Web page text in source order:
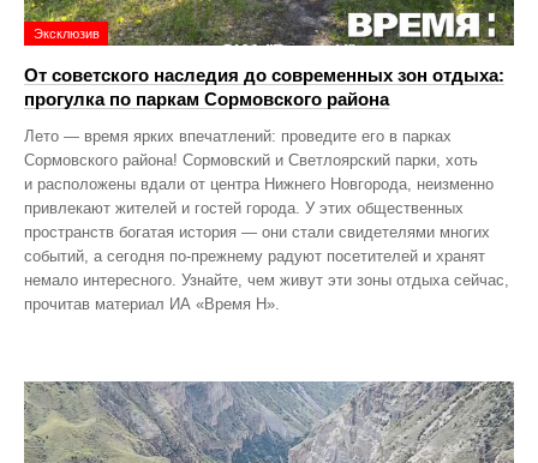
Эксклюзив
От советского наследия до современных зон отдыха:
прогулка по паркам Сормовского района
Лето — время ярких впечатлений: проведите его в парках
Сормовского района! Сормовский и Светлоярский парки, хоть
и расположены вдали от центра Нижнего Новгорода, неизменно
привлекают жителей и гостей города. У этих общественных
пространств богатая история — они стали свидетелями многих
событий, а сегодня по‑прежнему радуют посетителей и хранят
немало интересного. Узнайте, чем живут эти зоны отдыха сейчас,
прочитав материал ИА «Время Н».